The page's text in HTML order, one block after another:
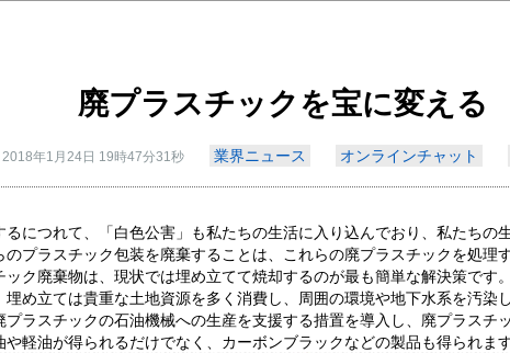
廃プラスチックを宝に変える
2018年1月24日 19時47分31秒 業界ニュース オンラインチャット
につれて、「白色公害」も私たちの生活に入り込んでおり、私たちの
プラスチック包装を廃棄することは、これらの廃プラスチックを処理
ク廃棄物は、現状では埋め立てて焼却するのが最も簡単な解決策です
め立ては貴重な土地資源を多く消費し、周囲の環境や地下水系を汚染
ラスチックの石油機械への生産を支援する措置を導入し、廃プラスチ
軽油が得られるだけでなく、カーボンブラックなどの製品も得られます